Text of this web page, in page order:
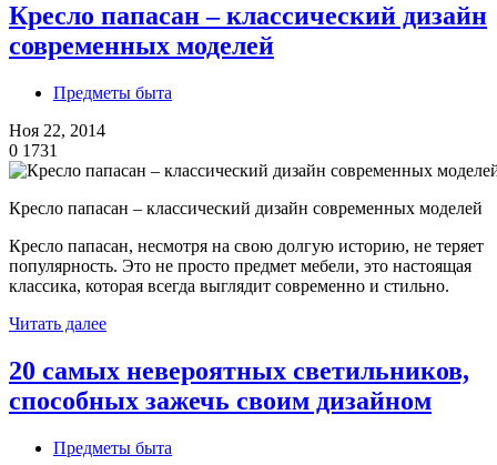
Кресло папасан – классический дизайн
современных моделей
Предметы быта
Ноя 22, 2014
0 1731
Кресло папасан – классический дизайн современных моделей
Кресло папасан, несмотря на свою долгую историю, не теряет
популярность. Это не просто предмет мебели, это настоящая
классика, которая всегда выглядит современно и стильно.
Читать далее
20 самых невероятных светильников,
способных зажечь своим дизайном
Предметы быта